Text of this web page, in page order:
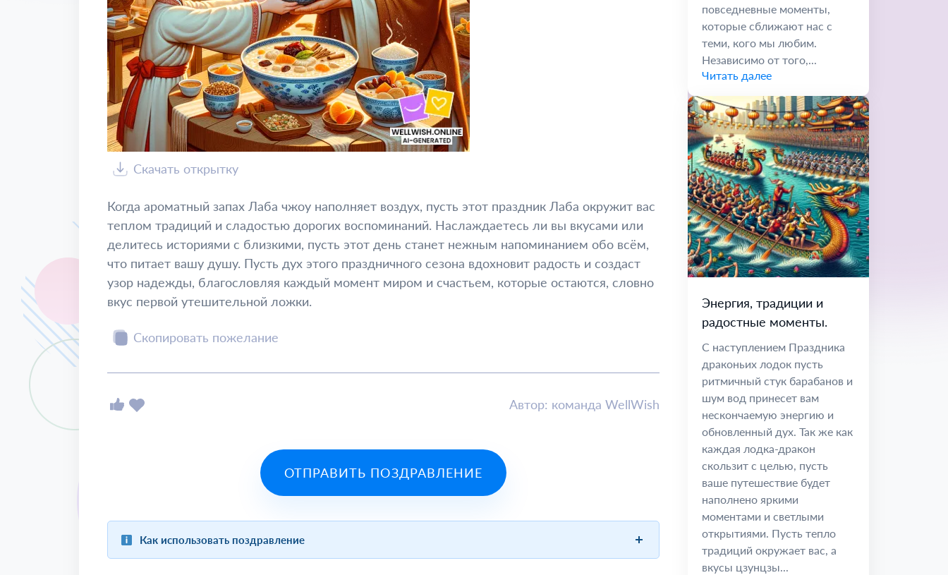
Скачать открытку
Когда ароматный запах Лаба чжоу наполняет воздух, пусть этот праздник Лаба окружит вас
теплом традиций и сладостью дорогих воспоминаний. Наслаждаетесь ли вы вкусами или
делитесь историями с близкими, пусть этот день станет нежным напоминанием обо всём,
что питает вашу душу. Пусть дух этого праздничного сезона вдохновит радость и создаст
узор надежды, благословляя каждый момент миром и счастьем, которые остаются, словно
вкус первой утешительной ложки.
Скопировать пожелание
Автор: команда WellWish
ОТПРАВИТЬ ПОЗДРАВЛЕНИЕ
Как использовать поздравление
повседневные моменты,
которые сближают нас с
теми, кого мы любим.
Независимо от того,...
Читать далее
Энергия, традиции и
радостные моменты.
С наступлением Праздника
драконьих лодок пусть
ритмичный стук барабанов и
шум вод принесет вам
нескончаемую энергию и
обновленный дух. Так же как
каждая лодка-дракон
скользит с целью, пусть
ваше путешествие будет
наполнено яркими
моментами и светлыми
открытиями. Пусть тепло
традиций окружает вас, а
вкусы цзунцзы...